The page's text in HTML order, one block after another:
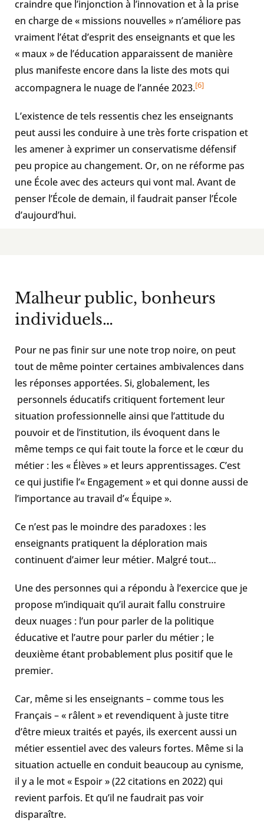
craindre que l’injonction à l’innovation et à la prise
en charge de « missions nouvelles » n’améliore pas
vraiment l’état d’esprit des enseignants et que les
« maux » de l’éducation apparaissent de manière
plus manifeste encore dans la liste des mots qui
accompagnera le nuage de l’année 2023.[6]
L’existence de tels ressentis chez les enseignants
peut aussi les conduire à une très forte crispation et
les amener à exprimer un conservatisme défensif
peu propice au changement. Or, on ne réforme pas
une École avec des acteurs qui vont mal. Avant de
penser l’École de demain, il faudrait panser l’École
d’aujourd’hui.
Malheur public, bonheurs
individuels…
Pour ne pas finir sur une note trop noire, on peut
tout de même pointer certaines ambivalences dans
les réponses apportées. Si, globalement, les
personnels éducatifs critiquent fortement leur
situation professionnelle ainsi que l’attitude du
pouvoir et de l’institution, ils évoquent dans le
même temps ce qui fait toute la force et le cœur du
métier : les « Élèves » et leurs apprentissages. C’est
ce qui justifie l’« Engagement » et qui donne aussi de
l’importance au travail d’« Équipe ».
Ce n’est pas le moindre des paradoxes : les
enseignants pratiquent la déploration mais
continuent d’aimer leur métier. Malgré tout…
Une des personnes qui a répondu à l’exercice que je
propose m’indiquait qu’il aurait fallu construire
deux nuages : l’un pour parler de la politique
éducative et l’autre pour parler du métier ; le
deuxième étant probablement plus positif que le
premier.
Car, même si les enseignants – comme tous les
Français – « râlent » et revendiquent à juste titre
d’être mieux traités et payés, ils exercent aussi un
métier essentiel avec des valeurs fortes. Même si la
situation actuelle en conduit beaucoup au cynisme,
il y a le mot « Espoir » (22 citations en 2022) qui
revient parfois. Et qu’il ne faudrait pas voir
disparaître.